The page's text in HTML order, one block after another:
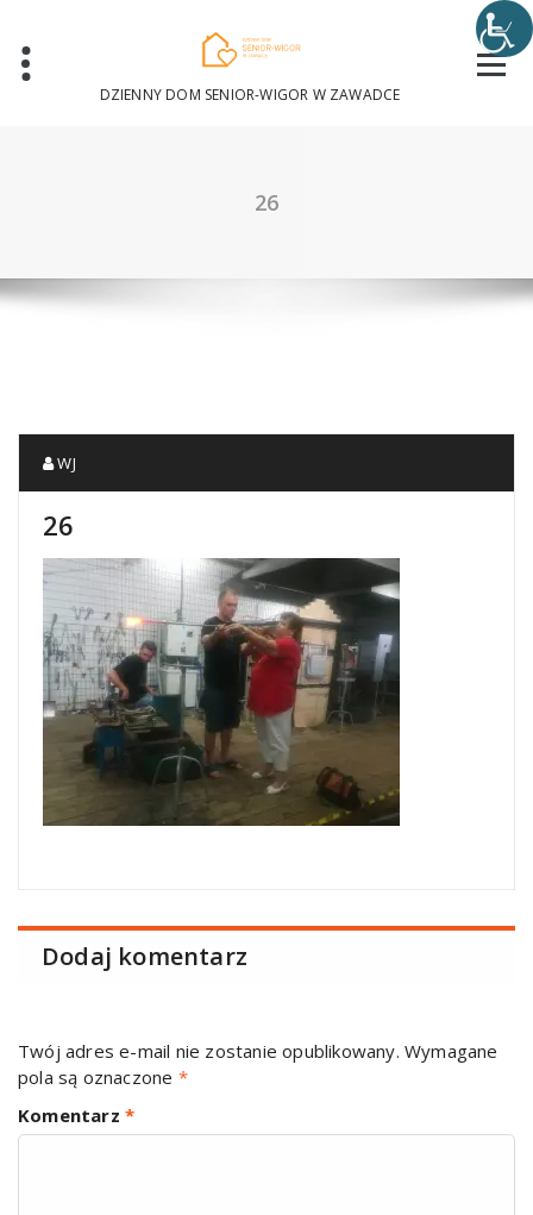
content
DZIENNY DOM SENIOR-WIGOR W ZAWADCE
26
WJ
26
Dodaj komentarz
Twój adres e-mail nie zostanie opublikowany. Wymagane
pola są oznaczone *
Komentarz *